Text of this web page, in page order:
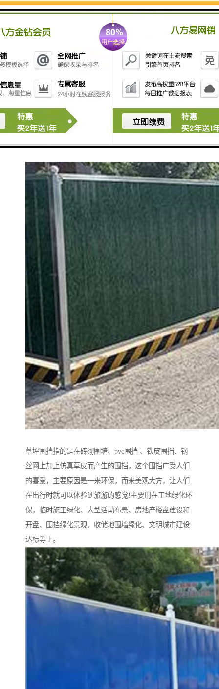
在有条件的工地时，四周围墙、宿舍外墙等地方，必须
张挂、书写反映企业精神、时代风貌的醒目宣传标语。
草坪围挡指的是在砖砌围墙、pvc围挡 、铁皮围挡、钢
丝网上加上仿真草皮而产生的围挡，这个围挡广受人们
的喜爱，主要原因是一来环保，而来美观大方，让人们
在出行时就可以体验到旅游的感觉!主要用在工地绿化环
保，临时施工绿化、大型活动布景、房地产楼盘建设和
开盘、围挡绿化景观、收储地围墙绿化、文明城市建设
达标等上。